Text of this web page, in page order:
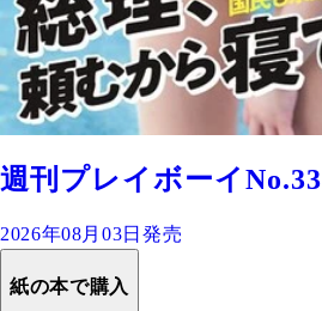
週刊プレイボーイNo.33
2026年08月03日発売
紙の本で購入